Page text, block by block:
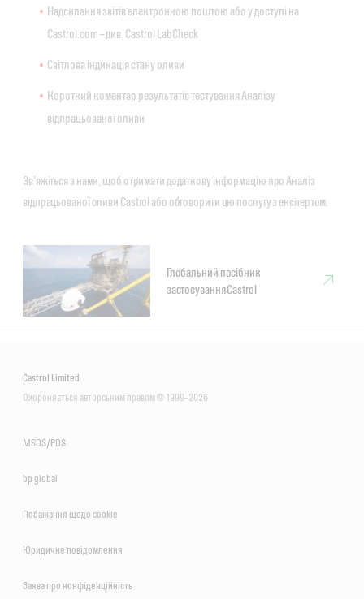
Надсилання звітів електронною поштою або у доступі на
Castrol.com – див. Castrol LabCheck
Світлова індикація стану оливи
Короткий коментар результатів тестування Аналізу
відпрацьованої оливи
Зв’яжіться з нами, щоб отримати додаткову інформацію про Аналіз
відпрацьованої оливи Castrol або обговорити цю послугу з експертом.
Глобальний посібник
застосування Castrol
Castrol Limited
Охороняється авторським правом © 1999–2026
MSDS/PDS
bp global
Побажання щодо сookie
Юридичне повідомлення
Заява про конфіденційність